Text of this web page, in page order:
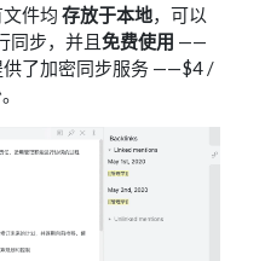
文件均存放于本地，可以
同步，并且免费使用 ——
供了加密同步服务 ——$4 /